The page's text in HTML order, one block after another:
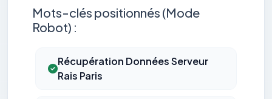
Mots-clés positionnés (Mode
Robot) :
Récupération Données Serveur
Rais Paris